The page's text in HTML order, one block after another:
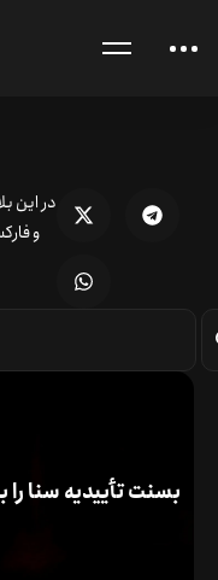
در این
و
بسنت تأییدیه سنا